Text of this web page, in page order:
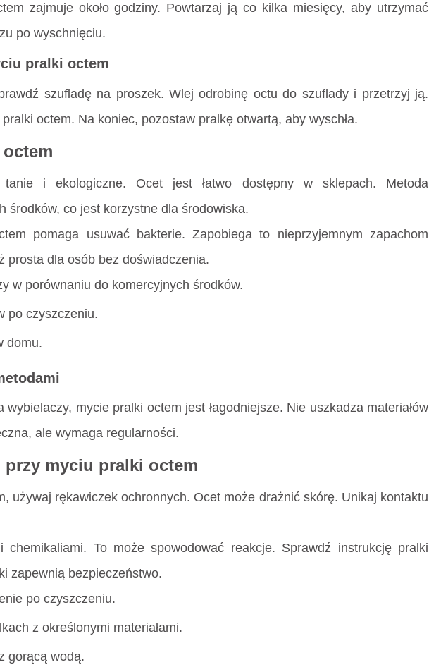
zajmuje około godziny. Powtarzaj ją co kilka miesięcy, aby utrzymać
po wyschnięciu.
pralki octem
szufladę na proszek. Wlej odrobinę octu do szuflady i przetrzyj ją.
pralki octem. Na koniec, pozostaw pralkę otwartą, aby wyschła.
i ekologiczne. Ocet jest łatwo dostępny w sklepach. Metoda
środków, co jest korzystne dla środowiska.
pomaga usuwać bakterie. Zapobiega to nieprzyjemnym zapachom
prosta dla osób bez doświadczenia.
w porównaniu do komercyjnych środków.
po czyszczeniu.
domu.
mycie pralki octem jest łagodniejsze. Nie uszkadza materiałów
ale wymaga regularności.
myciu pralki octem
używaj rękawiczek ochronnych. Ocet może drażnić skórę. Unikaj kontaktu
To może spowodować reakcje. Sprawdź instrukcję pralki
zapewnią bezpieczeństwo.
po czyszczeniu.
z określonymi materiałami.
gorącą wodą.